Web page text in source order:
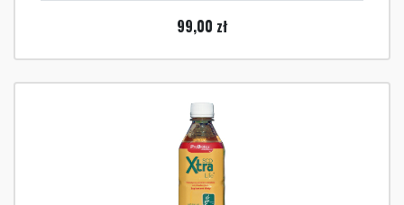
99,00 zł